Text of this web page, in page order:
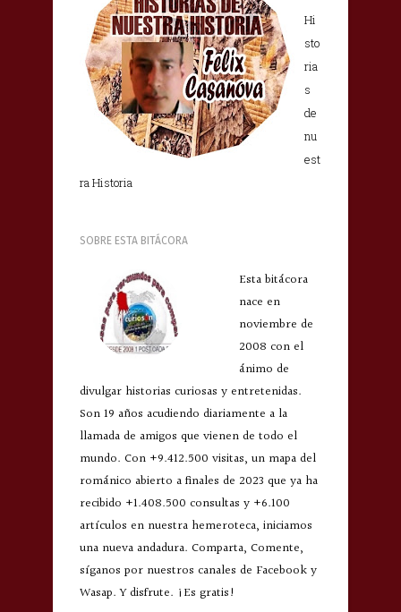
Hi
sto
ria
s
de
nu
est
ra Historia
SOBRE ESTA BITÁCORA
Esta bitácora
nace en
noviembre de
2008 con el
ánimo de
divulgar historias curiosas y entretenidas.
Son 19 años acudiendo diariamente a la
llamada de amigos que vienen de todo el
mundo. Con +9.412.500 visitas, un mapa del
románico abierto a finales de 2023 que ya ha
recibido +1.408.500 consultas y +6.100
artículos en nuestra hemeroteca, iniciamos
una nueva andadura. Comparta, Comente,
síganos por nuestros canales de Facebook y
Wasap. Y disfrute. ¡Es gratis!